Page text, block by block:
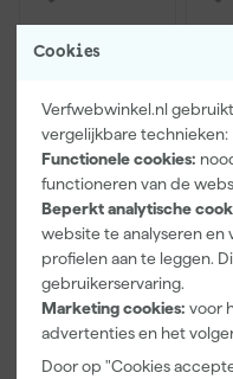
Cookies
Verfwebwinkel.nl
vergelijkbare technieken:
Functionele cookies:
functioneren van de
Beperkt analytische
website te analyseren
profielen aan te leggen.
gebruikerservaring.
Marketing cookies: voor
advertenties en het
Door op "Cookies
Paintura
Lucamax
Washi tape -
50mx24mm
Maandag
bezorgd
Adviesprijs 6,00